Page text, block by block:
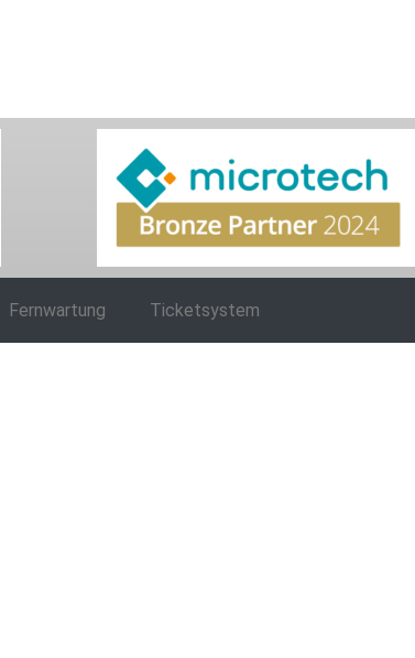
Fernwartung Ticketsystem